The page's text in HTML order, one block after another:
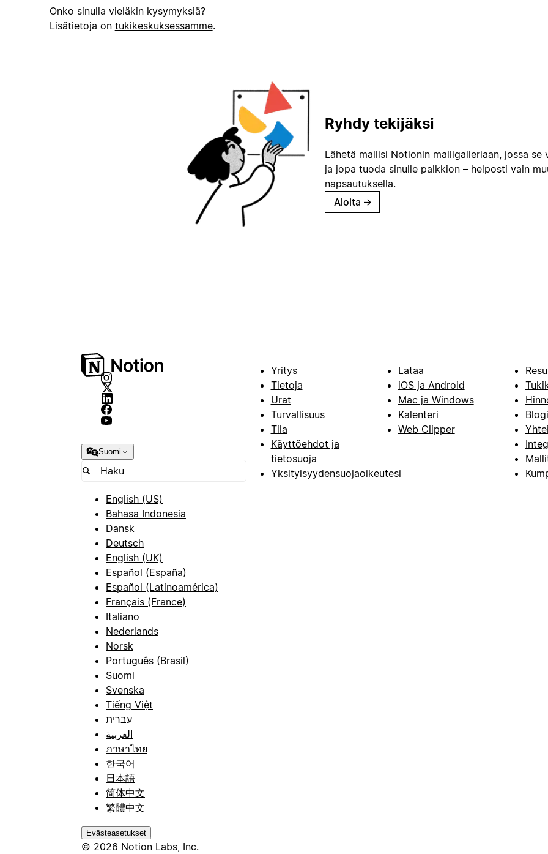
Onko sinulla vieläkin kysymyksiä?
Lisätietoja on tukikeskuksessamme.
Ryhdy tekijäksi
Lähetä mallisi Notionin malligalleriaan, jossa
ja jopa tuoda sinulle palkkion – helposti vain
napsautuksella.
Aloita →
Suomi
English (US)
Bahasa Indonesia
Dansk
Deutsch
English (UK)
Español (España)
Español (Latinoamérica)
Français (France)
Italiano
Nederlands
Norsk
Português (Brasil)
Suomi
Svenska
Tiếng Việt
עברית
العربية
ภาษาไทย
한국어
日本語
简体中文
繁體中文
Evästeasetukset
© 2026 Notion Labs, Inc.
Yritys
Tietoja
Urat
Turvallisuus
Tila
Käyttöehdot ja
tietosuoja
Yksityisyydensuojaoikeutesi
Lataa
iOS ja Android
Mac ja Windows
Kalenteri
Web Clipper
Blogi